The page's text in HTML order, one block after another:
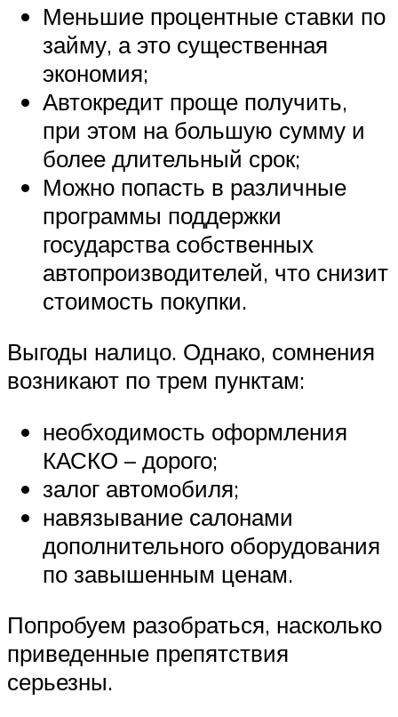
Меньшие процентные ставки по
займу, а это существенная
экономия;
Автокредит проще получить,
при этом на большую сумму и
более длительный срок;
Можно попасть в различные
программы поддержки
государства собственных
автопроизводителей, что снизит
стоимость покупки.
Выгоды налицо. Однако, сомнения
возникают по трем пунктам:
необходимость оформления
КАСКО – дорого;
залог автомобиля;
навязывание салонами
дополнительного оборудования
по завышенным ценам.
Попробуем разобраться, насколько
приведенные препятствия
серьезны.